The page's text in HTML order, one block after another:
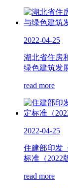
2022-04-25
湖北省住房
绿色建筑发
read more
2022-04-25
住建部印发
标准（2022
read more